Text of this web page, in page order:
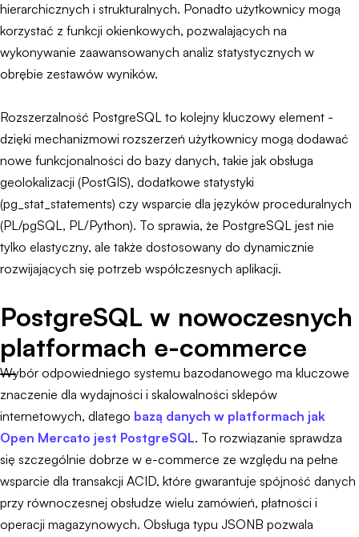
hierarchicznych i strukturalnych. Ponadto użytkownicy mogą
korzystać z funkcji okienkowych, pozwalających na
wykonywanie zaawansowanych analiz statystycznych w
obrębie zestawów wyników.
Rozszerzalność PostgreSQL to kolejny kluczowy element -
dzięki mechanizmowi rozszerzeń użytkownicy mogą dodawać
nowe funkcjonalności do bazy danych, takie jak obsługa
geolokalizacji (PostGIS), dodatkowe statystyki
(pg_stat_statements) czy wsparcie dla języków proceduralnych
(PL/pgSQL, PL/Python). To sprawia, że PostgreSQL jest nie
tylko elastyczny, ale także dostosowany do dynamicznie
rozwijających się potrzeb współczesnych aplikacji.
PostgreSQL w nowoczesnych
platformach e-commerce
Wybór odpowiedniego systemu bazodanowego ma kluczowe
znaczenie dla wydajności i skalowalności sklepów
internetowych, dlatego bazą danych w platformach jak
Open Mercato jest PostgreSQL. To rozwiązanie sprawdza
się szczególnie dobrze w e-commerce ze względu na pełne
wsparcie dla transakcji ACID, które gwarantuje spójność danych
przy równoczesnej obsłudze wielu zamówień, płatności i
operacji magazynowych. Obsługa typu JSONB pozwala